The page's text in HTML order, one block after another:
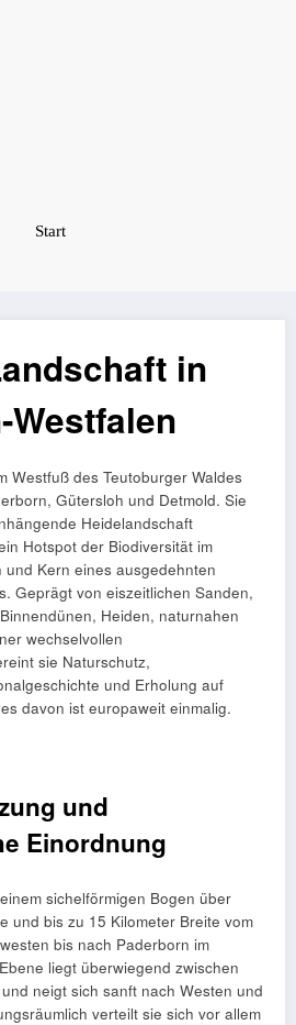
Start
in
Westfuß des Teutoburger Waldes
Gütersloh und Detmold. Sie
Heidelandschaft
Hotspot der Biodiversität im
Kern eines ausgedehnten
Geprägt von eiszeitlichen Sanden,
Heiden, naturnahen
wechselvollen
sie Naturschutz,
und Erholung auf
davon ist europaweit einmalig.
und
Einordnung
sichelförmigen Bogen über
und bis zu 15 Kilometer Breite vom
bis nach Paderborn im
liegt überwiegend zwischen
und neigt sich sanft nach Westen und
verteilt sie sich vor allem